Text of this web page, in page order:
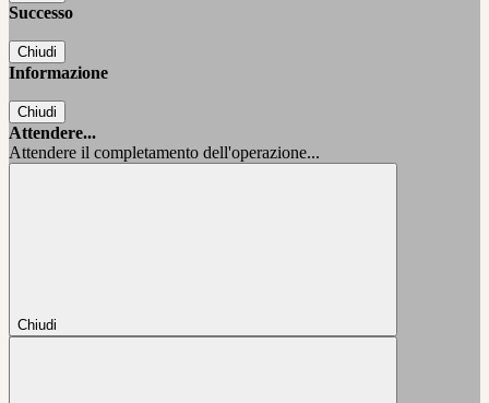
Successo
Chiudi
Informazione
Chiudi
Attendere...
Attendere il completamento dell'operazione...
Chiudi